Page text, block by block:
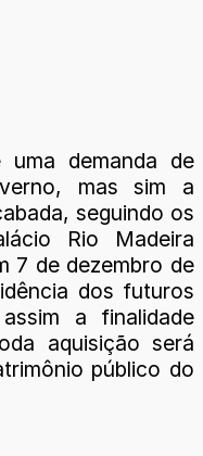
demanda de
mas sim a
seguindo os
Rio Madeira
7 de dezembro de
dos futuros
a finalidade
aquisição será
público do